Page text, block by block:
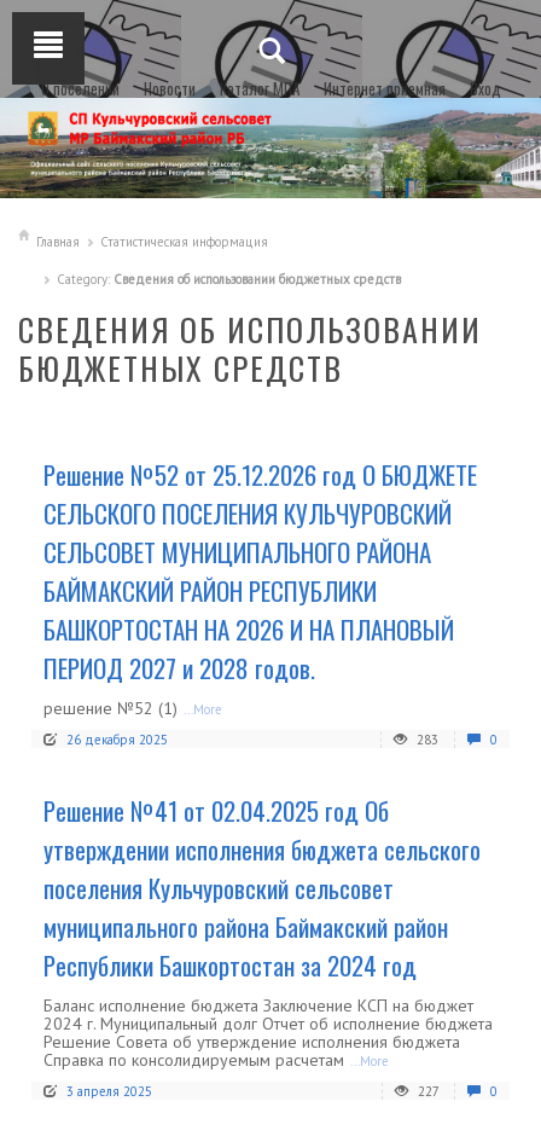
О поселении Новости Каталог МПА Интернет приемная Вход
Главная Статистическая информация
Category: Сведения об использовании бюджетных средств
СВЕДЕНИЯ ОБ ИСПОЛЬЗОВАНИИ
БЮДЖЕТНЫХ СРЕДСТВ
Решение №52 от 25.12.2026 год О БЮДЖЕТЕ
СЕЛЬСКОГО ПОСЕЛЕНИЯ КУЛЬЧУРОВСКИЙ
СЕЛЬСОВЕТ МУНИЦИПАЛЬНОГО РАЙОНА
БАЙМАКСКИЙ РАЙОН РЕСПУБЛИКИ
БАШКОРТОСТАН НА 2026 И НА ПЛАНОВЫЙ
ПЕРИОД 2027 и 2028 годов.
решение №52 (1) ...More
26 декабря 2025
283 0
Решение №41 от 02.04.2025 год Об
утверждении исполнения бюджета сельского
поселения Кульчуровский сельсовет
муниципального района Баймакский район
Республики Башкортостан за 2024 год
Баланс исполнение бюджета Заключение КСП на бюджет
2024 г. Муниципальный долг Отчет об исполнение бюджета
Решение Совета об утверждение исполнения бюджета
Справка по консолидируемым расчетам ...More
3 апреля 2025
227 0